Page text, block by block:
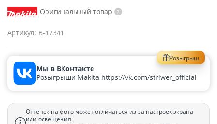
Оригинальный товар
Артикул: B-47341
Розыгрыш
Мы в ВКонтакте
Розыгрыши Makita https://vk.com/striwer_official
Оттенок на фото может отличаться из-за настроек экрана
или освещения.